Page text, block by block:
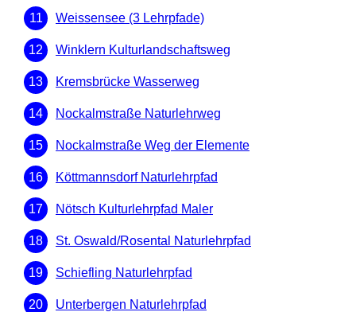
Weissensee (3 Lehrpfade)
Winklern Kulturlandschaftsweg
Kremsbrücke Wasserweg
Nockalmstraße Naturlehrweg
Nockalmstraße Weg der Elemente
Köttmannsdorf Naturlehrpfad
Nötsch Kulturlehrpfad Maler
St. Oswald/Rosental Naturlehrpfad
Schiefling Naturlehrpfad
Unterbergen Naturlehrpfad